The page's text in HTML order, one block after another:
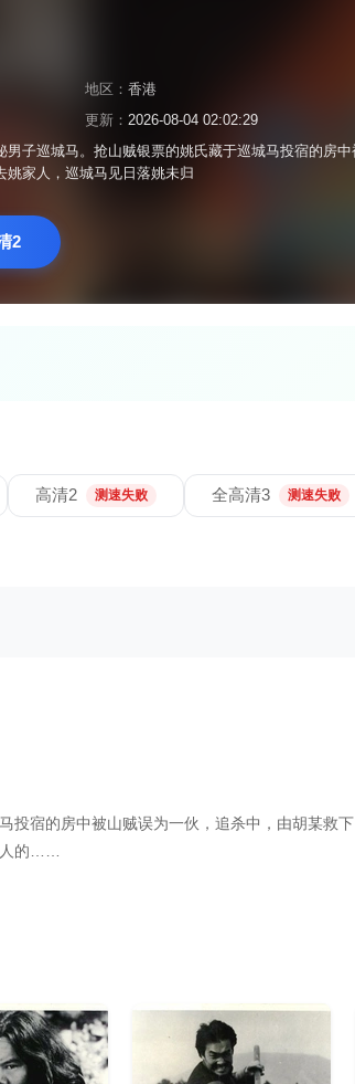
地区： 香港
更新： 2026-08-04 02:02:29
男子巡城马。抢山贼银票的姚氏藏于巡城马投宿的房
姚家人，巡城马见日落姚未归
2
高清2 测速失败 全高清3 测速失败
宿的房中被山贼误为一伙，追杀中，由胡某救
的……